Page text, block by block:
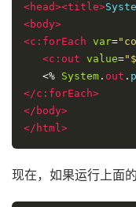
<head><title>
<body>
<c:forEach var=
<c:out value=
<% System . out .
</c:forEach>
</body>
</html>
现在，如果运行上面